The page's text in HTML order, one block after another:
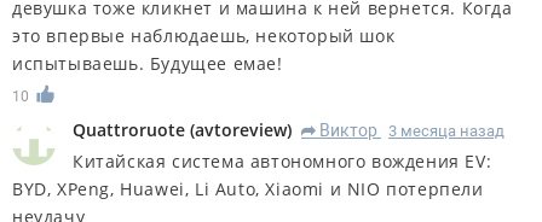
девушка тоже кликнет и машина к ней вернется. Когда
это впервые наблюдаешь, некоторый шок
испытываешь. Будущее емае!
10
Quattroruote (avtoreview) R Виктор 3 месяца назад
Китайская система автономного вождения EV:
BYD, XPeng, Huawei, Li Auto, Xiaomi и NIO потерпели
неудачу